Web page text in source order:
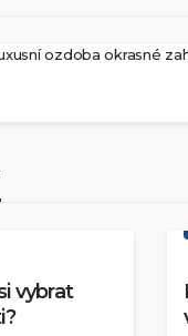
ozdoba okrasné
vybrat